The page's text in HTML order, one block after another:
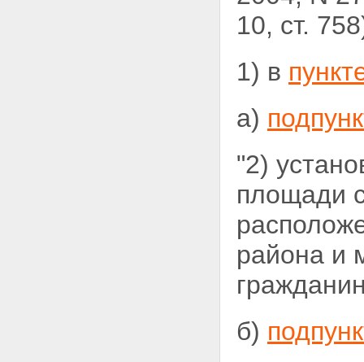
10, ст.
1) в
а)
"2)
площади
района и
б)